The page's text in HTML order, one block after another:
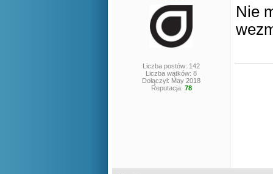
Liczba postów: 142
Liczba wątków: 8
Dołączył: May 2018
Reputacja: 78
Nie